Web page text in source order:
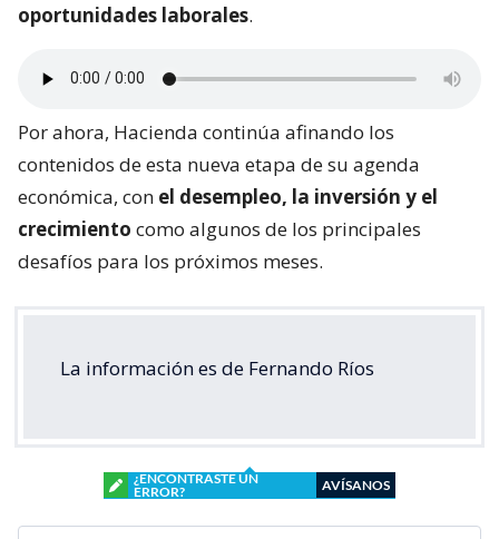
oportunidades laborales.
Por ahora, Hacienda continúa afinando los
contenidos de esta nueva etapa de su agenda
económica, con el desempleo, la inversión y el
crecimiento como algunos de los principales
desafíos para los próximos meses.
La información es de Fernando Ríos
¿ENCONTRASTE UN
ERROR?
AVÍSANOS